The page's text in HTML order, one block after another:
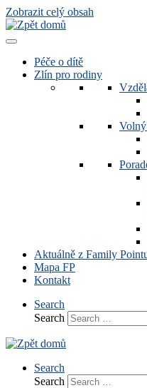
Zobrazit celý obsah
Péče o dítě
Zlín pro rodiny
Volný
Aktuálně z Family
Mapa FP
Kontakt
Search
Search
Search
Search